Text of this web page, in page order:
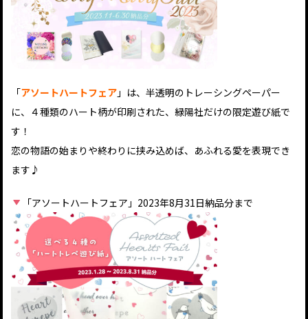
「アソートハートフェア 」は、半透明のトレーシングペーパー
に、４種類のハート柄が印刷された、緑陽社だけの限定遊び紙で
す！
恋の物語の始まりや終わりに挟み込めば、あふれる愛を表現でき
ます♪
「アソートハートフェア」2023年8月31日納品分まで